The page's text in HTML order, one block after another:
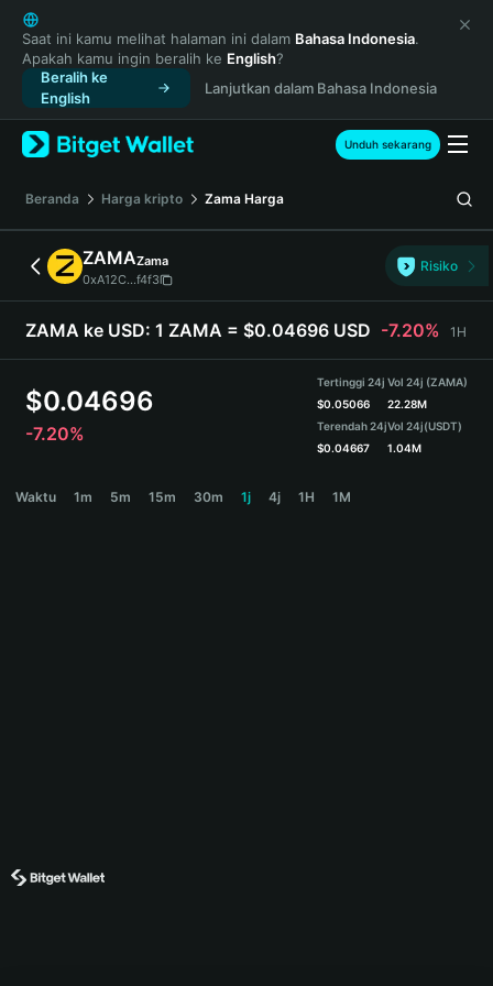
English
日本語
Tiếng Việt
Русский
Español (Latinoamérica)
Türkçe
Français
Deutsch
简体中文
繁體中文
Português (Portugal)
Bahasa Indonesia
ภาษาไทย
Español
Español (Argentina)
Saat ini kamu melihat halaman ini dalam Bahasa Indonesia.
Apakah kamu ingin beralih ke English?
Beralih ke
English
Lanjutkan dalam Bahasa Indonesia
Unduh sekarang
Beranda Harga kripto Zama Harga
ZAMAZama
0xA12C...f4f3
Risiko
ZAMA ke USD: 1 ZAMA = $0.04696 USD -7.20% 1H
$0.04696
-7.20%
Tertinggi 24j
$0.05066
Terendah 24j
$0.04667
Vol 24j (ZAMA)
22.28M
Vol 24j(USDT)
1.04M
Waktu 1m 5m 15m 30m 1j 4j 1H 1M